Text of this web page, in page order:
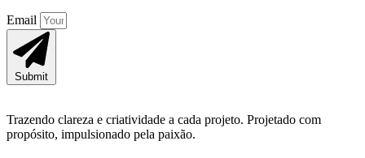
Email
Submit
Trazendo clareza e criatividade a cada projeto. Projetado com
propósito, impulsionado pela paixão.